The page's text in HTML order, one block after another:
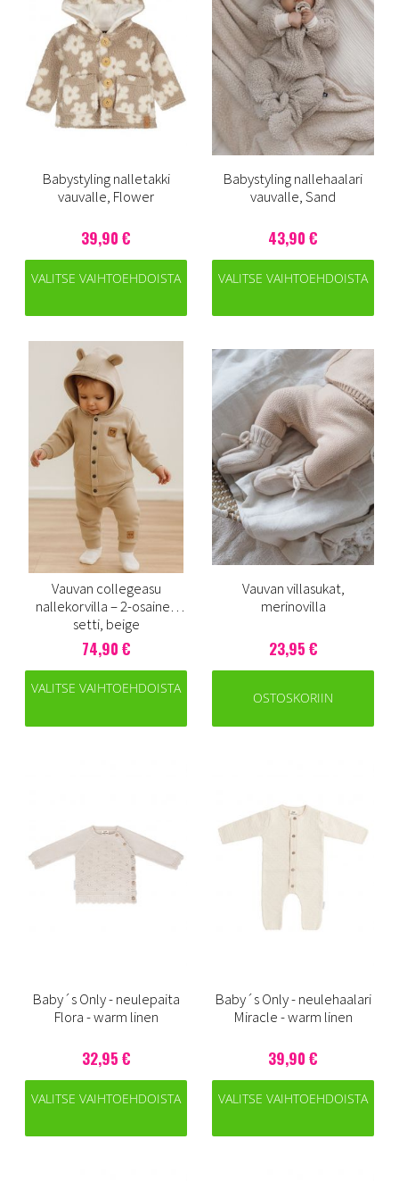
Babystyling nalletakki
vauvalle, Flower
39,90 €
VALITSE VAIHTOEHDOISTA
Babystyling nallehaalari
vauvalle, Sand
43,90 €
VALITSE VAIHTOEHDOISTA
Vauvan collegeasu
nallekorvilla – 2-osainen
setti, beige
74,90 €
VALITSE VAIHTOEHDOISTA
Vauvan villasukat,
merinovilla
23,95 €
OSTOSKORIIN
Baby´s Only - neulepaita
Flora - warm linen
32,95 €
VALITSE VAIHTOEHDOISTA
Baby´s Only - neulehaalari
Miracle - warm linen
39,90 €
VALITSE VAIHTOEHDOISTA